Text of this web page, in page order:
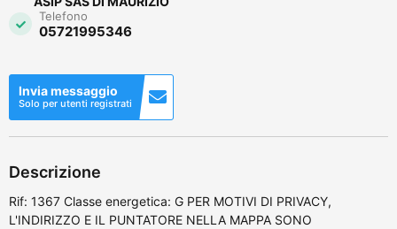
Telefono
05721995346
Invia messaggio
Solo per utenti registrati
Descrizione
Rif: 1367 Classe energetica: G PER MOTIVI DI PRIVACY,
L'INDIRIZZO E IL PUNTATORE NELLA MAPPA SONO